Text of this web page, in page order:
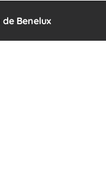
Benelux